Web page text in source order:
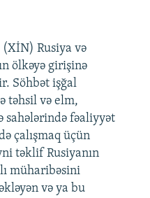
Rusiya və
ölkəyə girişinə
Söhbət işğal
təhsil və elm,
sahələrində fəaliyyət
çalışmaq üçün
təklif Rusiyanın
müharibəsini
və ya bu